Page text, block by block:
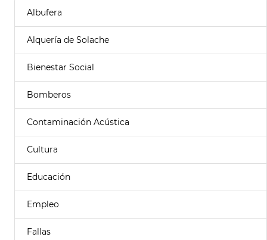
Albufera
Alquería de Solache
Bienestar Social
Bomberos
Contaminación Acústica
Cultura
Educación
Empleo
Fallas